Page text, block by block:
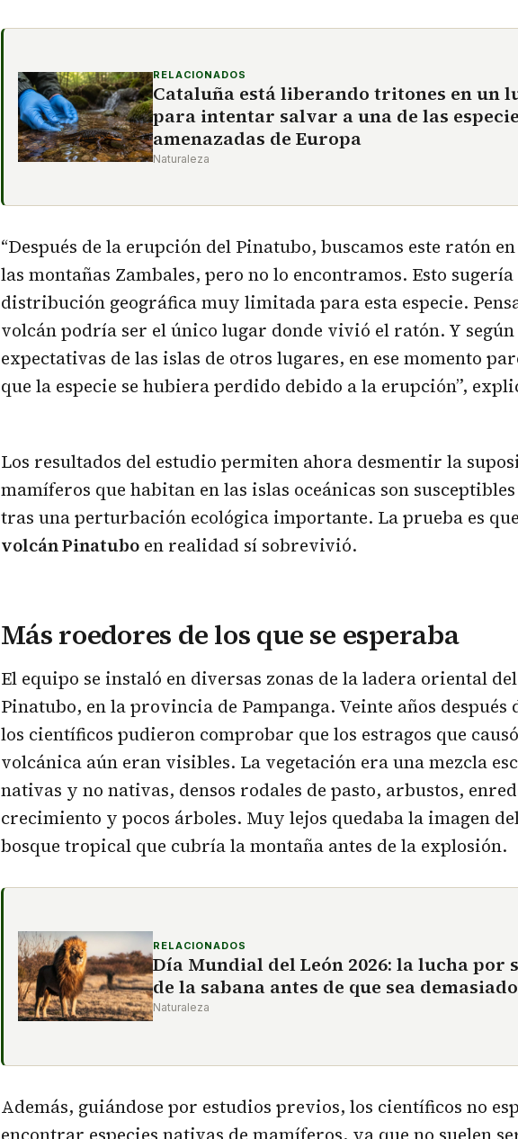
RELACIONADOS
Cataluña está liberando tritones en un
para intentar salvar a una de las
amenazadas de Europa
Naturaleza
“Después de la erupción del Pinatubo, buscamos este ratón
las montañas Zambales, pero no lo encontramos. Esto
distribución geográfica muy limitada para esta especie.
volcán podría ser el único lugar donde vivió el ratón. Y según
expectativas de las islas de otros lugares, en ese momento
que la especie se hubiera perdido debido a la erupción”,
Los resultados del estudio permiten ahora desmentir la
mamíferos que habitan en las islas oceánicas son
tras una perturbación ecológica importante. La prueba es que
volcán Pinatubo en realidad sí sobrevivió.
Más roedores de los que se esperaba
El equipo se instaló en diversas zonas de la ladera oriental
Pinatubo, en la provincia de Pampanga. Veinte años después
los científicos pudieron comprobar que los estragos que
volcánica aún eran visibles. La vegetación era una mezcla
nativas y no nativas, densos rodales de pasto, arbustos,
crecimiento y pocos árboles. Muy lejos quedaba la imagen
bosque tropical que cubría la montaña antes de la explosión.
RELACIONADOS
Día Mundial del León 2026: la lucha por
de la sabana antes de que sea
Naturaleza
Además, guiándose por estudios previos, los científicos no
encontrar especies nativas de mamíferos, ya que no suelen